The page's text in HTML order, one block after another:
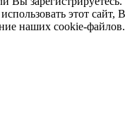
этот сайт,
наших cookie-файлов.